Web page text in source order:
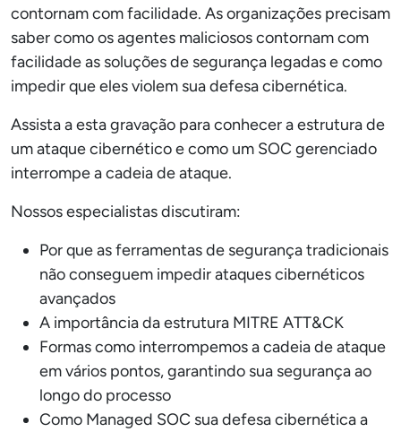
contornam com facilidade. As organizações precisam
saber como os agentes maliciosos contornam com
facilidade as soluções de segurança legadas e como
impedir que eles violem sua defesa cibernética.
Assista a esta gravação para conhecer a estrutura de
um ataque cibernético e como um SOC gerenciado
interrompe a cadeia de ataque.
Nossos especialistas discutiram:
Por que as ferramentas de segurança tradicionais
não conseguem impedir ataques cibernéticos
avançados
A importância da estrutura MITRE ATT&CK
Formas como interrompemos a cadeia de ataque
em vários pontos, garantindo sua segurança ao
longo do processo
Como Managed SOC sua defesa cibernética a